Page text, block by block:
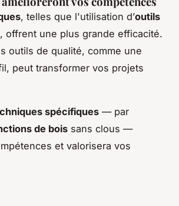
, telles que l'utilisation d’outils
, offrent une plus grande efficacité.
outils de qualité, comme une
peut transformer vos projets
spécifiques — par
de bois sans clous —
et valorisera vos